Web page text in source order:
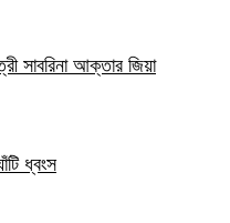
সাবরিনা আক্তার জিয়া
ধ্বংস